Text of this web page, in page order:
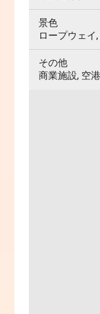
景色
ロープウェイ
その他
商業施設, 空